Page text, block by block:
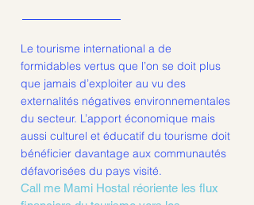
Le tourisme international a de
formidables vertus que l’on se doit plus
que jamais d’exploiter au vu des
externalités négatives environnementales
du secteur. L’apport économique mais
aussi culturel et éducatif du tourisme doit
bénéficier davantage aux communautés
défavorisées du pays visité.
Call me Mami Hostal réoriente les flux